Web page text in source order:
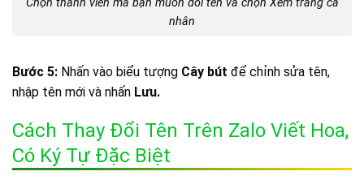
nhân
Bước 5: Nhấn vào biểu tượng Cây bút để chỉnh sửa tên,
nhập tên mới và nhấn Lưu.
Cách Thay Đổi Tên Trên Zalo Viết Hoa,
Có Ký Tự Đặc Biệt